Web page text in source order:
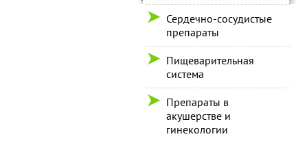
Сердечно-сосудистые
препараты
Пищеварительная
система
Препараты в
акушерстве и
гинекологии